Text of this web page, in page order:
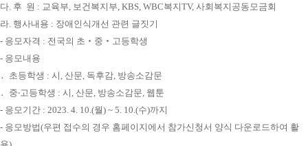
다. 후 원 : 교육부, 보건복지부, KBS, WBC복지TV, 사회복지공동모금회
라. 행사내용 : 장애인식개선 관련 글짓기
- 응모자격 : 전국의 초‧중‧고등학생
- 응모내용
․ 초등학생 : 시, 산문, 독후감, 방송소감문
․ 중‧고등학생 : 시, 산문, 방송소감문, 웹툰
- 응모기간 : 2023. 4. 10.(월) ~ 5. 10.(수)까지
- 응모방법(우편 접수의 경우 홈페이지에서 참가신청서 양식 다운로드하여 활